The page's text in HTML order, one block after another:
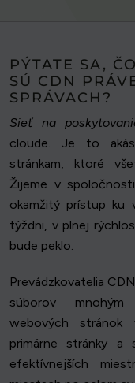
PÝTATE SA,
SÚ CDN
SPRÁVACH?
Sieť na
cloude. Je to
stránkam, ktoré
Žijeme v
okamžitý prístup ku
týždni, v plnej
bude peklo.
Prevádzkovatelia
súborov mnohým
webových stránok
primárne stránky a
efektívnejších